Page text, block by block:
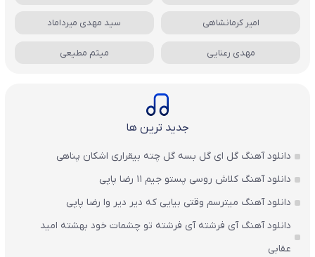
امیر کرمانشاهی سید مهدی میرداماد
مهدی رعنایی میثم مطیعی
جدید ترین ها
دانلود آهنگ گل ای گل بسه گل چته بیقراری اشکان پناهی
دانلود آهنگ کلاش روسی پستو جیم ۱۱ رضا پاپی
دانلود آهنگ میترسم وقتی بیایی که دیر دیر وا رضا پاپی
دانلود آهنگ آی فرشته آی فرشته تو چشمات خود بهشته امید
عقابی